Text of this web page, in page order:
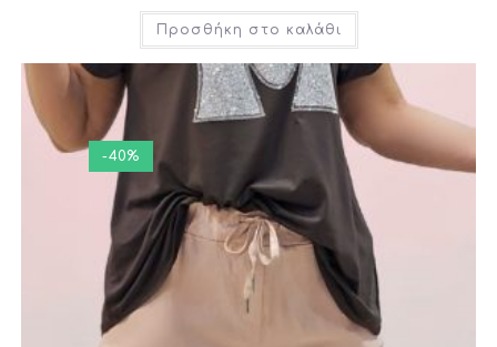
Προσθήκη στο καλάθι
-40%